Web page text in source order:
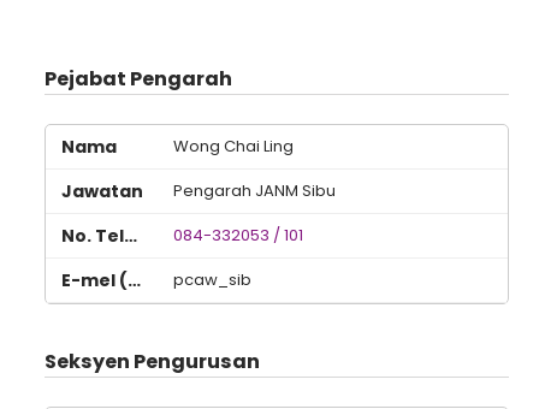
Pejabat Pengarah
Wong Chai Ling
Pengarah JANM Sibu
084-332053 / 101
pcaw_sib
Seksyen Pengurusan